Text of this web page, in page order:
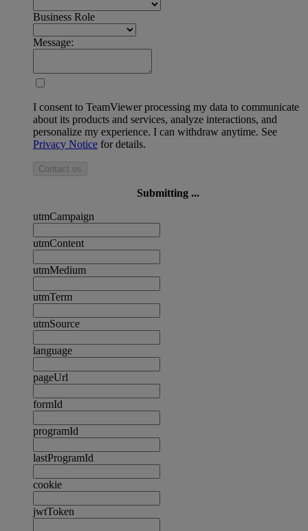
Business Role
Message:
I consent to TeamViewer processing my data to communicate
about its products and services, analyze interactions, and
personalize my experience. I can withdraw anytime. See
Privacy Notice for details.
Contact us
Submitting ...
utmCampaign
utmContent
utmMedium
utmTerm
utmSource
language
pageUrl
formId
programId
lastProgramId
cookie
jwtToken